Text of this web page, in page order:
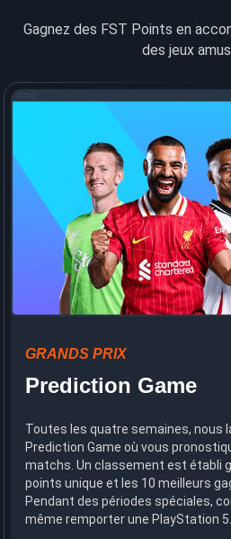
Gagnez des FST Points en
des jeux
GRANDS PRIX
Prediction Game
Toutes les quatre semaines, nous
Prediction Game où vous
matchs. Un classement est établi
points unique et les 10 meilleurs
Pendant des périodes spéciales,
même remporter une PlayStation 5.